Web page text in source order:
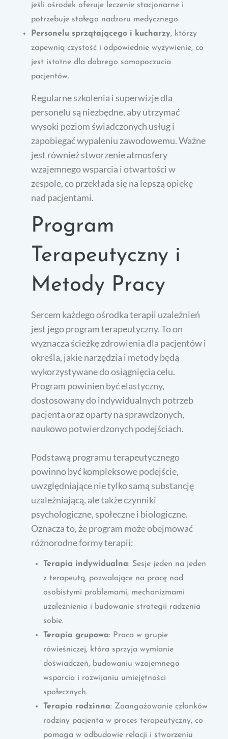
jeśli ośrodek oferuje leczenie stacjonarne i
potrzebuje stałego nadzoru medycznego.
Personelu sprzątającego i kucharzy, którzy
zapewnią czystość i odpowiednie wyżywienie, co
jest istotne dla dobrego samopoczucia
pacjentów.
Regularne szkolenia i superwizje dla
personelu są niezbędne, aby utrzymać
wysoki poziom świadczonych usług i
zapobiegać wypaleniu zawodowemu. Ważne
jest również stworzenie atmosfery
wzajemnego wsparcia i otwartości w
zespole, co przekłada się na lepszą opiekę
nad pacjentami.
Program
Terapeutyczny i
Metody Pracy
Sercem każdego ośrodka terapii uzależnień
jest jego program terapeutyczny. To on
wyznacza ścieżkę zdrowienia dla pacjentów i
określa, jakie narzędzia i metody będą
wykorzystywane do osiągnięcia celu.
Program powinien być elastyczny,
dostosowany do indywidualnych potrzeb
pacjenta oraz oparty na sprawdzonych,
naukowo potwierdzonych podejściach.
Podstawą programu terapeutycznego
powinno być kompleksowe podejście,
uwzględniające nie tylko samą substancję
uzależniającą, ale także czynniki
psychologiczne, społeczne i biologiczne.
Oznacza to, że program może obejmować
różnorodne formy terapii:
Terapia indywidualna: Sesje jeden na jeden
z terapeutą, pozwalające na pracę nad
osobistymi problemami, mechanizmami
uzależnienia i budowanie strategii radzenia
sobie.
Terapia grupowa: Praca w grupie
rówieśniczej, która sprzyja wymianie
doświadczeń, budowaniu wzajemnego
wsparcia i rozwijaniu umiejętności
społecznych.
Terapia rodzinna: Zaangażowanie członków
rodziny pacjenta w proces terapeutyczny, co
pomaga w odbudowie relacji i stworzeniu